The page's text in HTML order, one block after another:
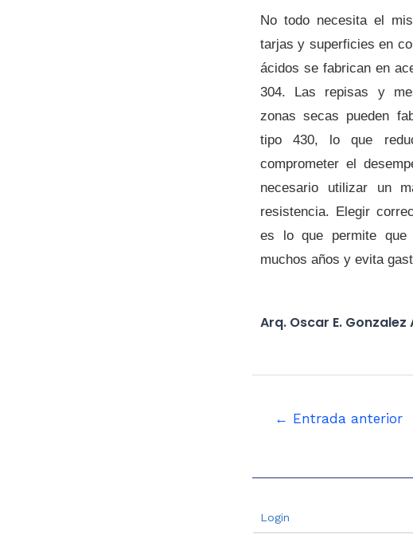
No todo necesita el
tarjas y superficies en
ácidos se fabrican en
304. Las repisas y
zonas secas pueden
tipo 430, lo que
comprometer el
necesario utilizar un
resistencia. Elegir
es lo que permite que
muchos años y evita
Arq. Oscar E.
← Entrada anterior
Login